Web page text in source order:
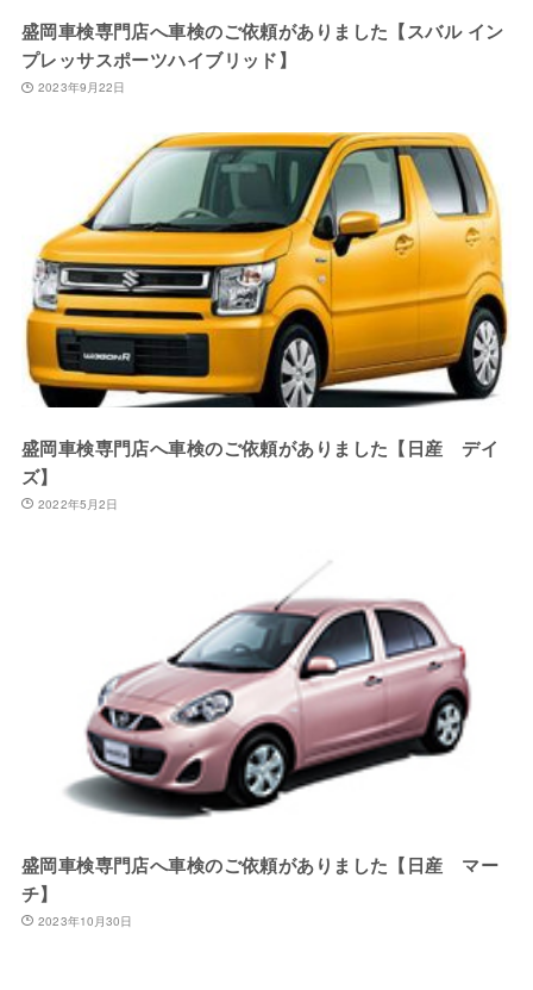
盛岡車検専門店へ車検のご依頼がありました【スバル イン
プレッサスポーツハイブリッド】
2023年9月22日
盛岡車検専門店へ車検のご依頼がありました【日産 デイ
ズ】
2022年5月2日
盛岡車検専門店へ車検のご依頼がありました【日産 マー
チ】
2023年10月30日